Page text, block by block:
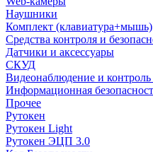
Наушники
Комплект (клавиатура+мышь)
Средства контроля и
Датчики и аксессуары
СКУД
Видеонаблюдение и
Информационная
Прочее
Рутокен
Рутокен Light
Рутокен ЭЦП 3.0